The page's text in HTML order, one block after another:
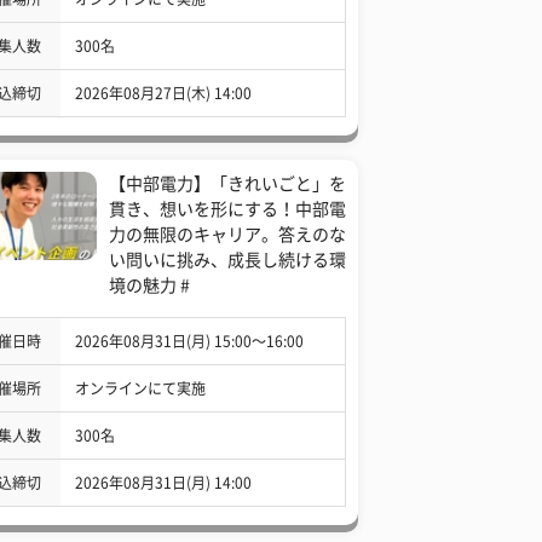
人数 300名
締切 2026年08月27日(木) 14:00
【中部電力】「きれいごと」を
貫き、想いを形にする！中部電
力の無限のキャリア。答えのな
い問いに挑み、成長し続ける環
境の魅力 #
日時 2026年08月31日(月) 15:00〜16:00
場所 オンラインにて実施
人数 300名
締切 2026年08月31日(月) 14:00